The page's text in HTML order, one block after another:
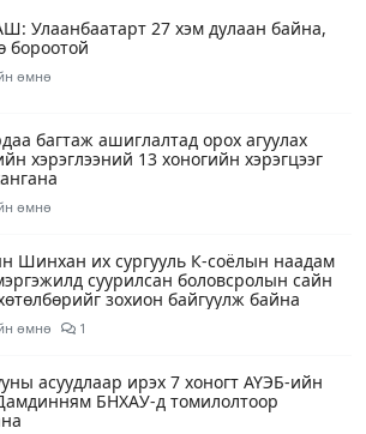
Улаанбаатарт 27 хэм дулаан байна,
бороотой
өмнө
багтаж ашиглалтад орох агуулах
хэрэглээний 13 хоногийн хэрэгцээг
өмнө
Шинхан их сургууль К-соёлын наадам
суурилсан боловсролын сайн
зохион байгуулж байна
өмнө 1
асуудлаар ирэх 7 хоногт АҮЭБ-ийн
БНХАУ-д томилолтоор